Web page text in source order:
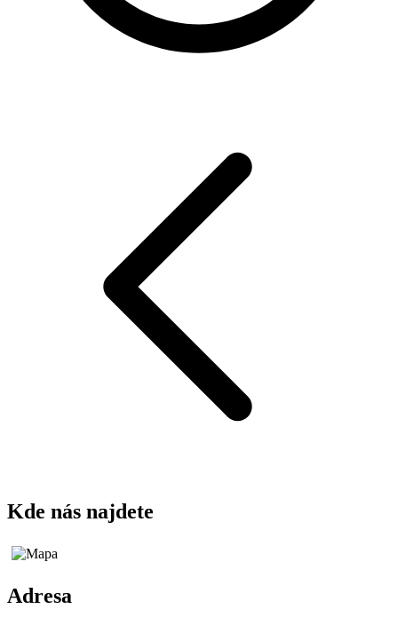
Kde nás najdete
Adresa